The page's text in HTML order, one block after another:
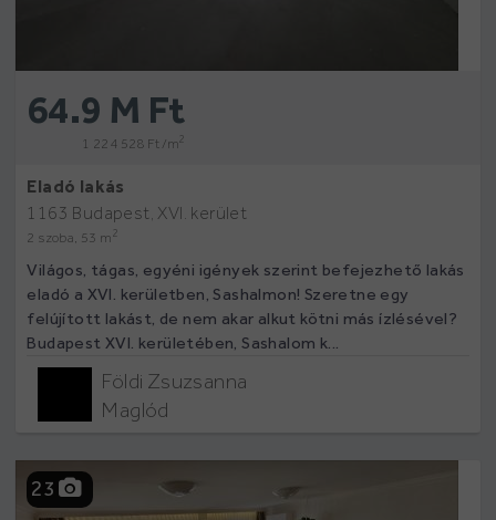
64.9 M Ft
1 224 528 Ft /m2
Eladó lakás
1163 Budapest, XVI. kerület
2 szoba, 53 m 2
Világos, tágas, egyéni igények szerint befejezhető lakás
eladó a XVI. kerületben, Sashalmon! Szeretne egy
felújított lakást, de nem akar alkut kötni más ízlésével?
Budapest XVI. kerületében, Sashalom k...
Földi Zsuzsanna
Maglód
23